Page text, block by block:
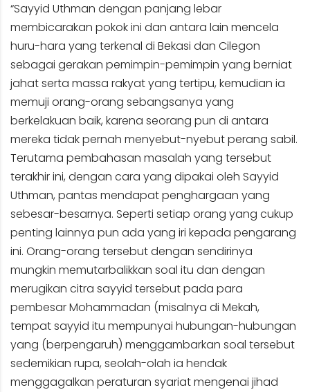
“Sayyid Uthman dengan panjang lebar
membicarakan pokok ini dan antara lain mencela
huru-hara yang terkenal di Bekasi dan Cilegon
sebagai gerakan pemimpin-pemimpin yang berniat
jahat serta massa rakyat yang tertipu, kemudian ia
memuji orang-orang sebangsanya yang
berkelakuan baik, karena seorang pun di antara
mereka tidak pernah menyebut-nyebut perang sabil.
Terutama pembahasan masalah yang tersebut
terakhir ini, dengan cara yang dipakai oleh Sayyid
Uthman, pantas mendapat penghargaan yang
sebesar-besarnya. Seperti setiap orang yang cukup
penting lainnya pun ada yang iri kepada pengarang
ini. Orang-orang tersebut dengan sendirinya
mungkin memutarbalikkan soal itu dan dengan
merugikan citra sayyid tersebut pada para
pembesar Mohammadan (misalnya di Mekah,
tempat sayyid itu mempunyai hubungan-hubungan
yang (berpengaruh) menggambarkan soal tersebut
sedemikian rupa, seolah-olah ia hendak
menggagalkan peraturan syariat mengenai jihad